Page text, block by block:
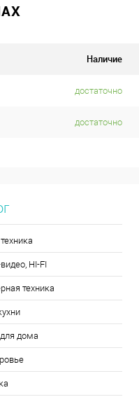
Наличие
достаточно
достаточно
HI-FI
техника
дома